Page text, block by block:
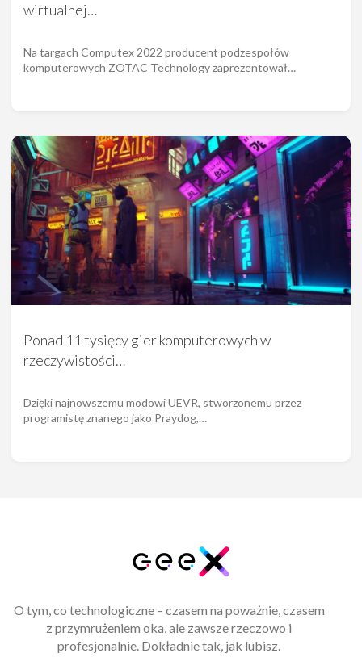
wirtualnej…
Na targach Computex 2022 producent podzespołów
komputerowych ZOTAC Technology zaprezentował…
Ponad 11 tysięcy gier komputerowych w
rzeczywistości…
Dzięki najnowszemu modowi UEVR, stworzonemu przez
programistę znanego jako Praydog,…
O tym, co technologiczne – czasem na poważnie, czasem
z przymrużeniem oka, ale zawsze rzeczowo i
profesjonalnie. Dokładnie tak, jak lubisz.